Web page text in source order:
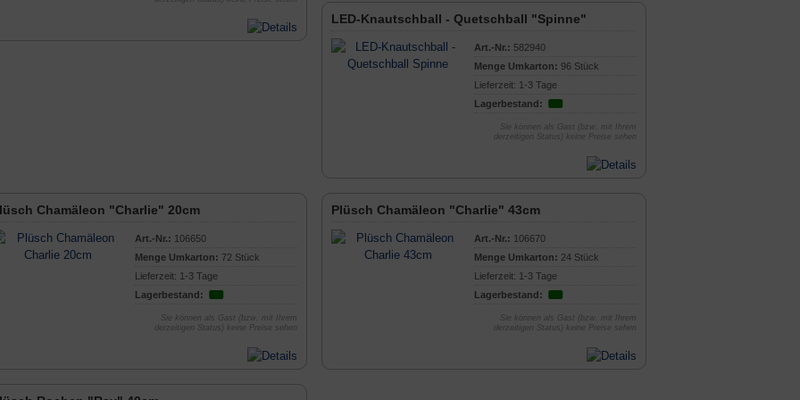
LED-Knautschball - Quetschball "Spinne"
Art.-Nr.: 582940
Menge Umkarton: 96 Stück
Lieferzeit: 1-3 Tage
Lagerbestand:
Sie können als Gast (bzw. mit Ihrem
derzeitigen Status) keine Preise sehen
Chamäleon "Charlie" 20cm
Art.-Nr.: 106650
Menge Umkarton: 72 Stück
Lieferzeit: 1-3 Tage
Lagerbestand:
Sie können als Gast (bzw. mit Ihrem
derzeitigen Status) keine Preise sehen
Plüsch Chamäleon "Charlie" 43cm
Art.-Nr.: 106670
Menge Umkarton: 24 Stück
Lieferzeit: 1-3 Tage
Lagerbestand:
Sie können als Gast (bzw. mit Ihrem
derzeitigen Status) keine Preise sehen